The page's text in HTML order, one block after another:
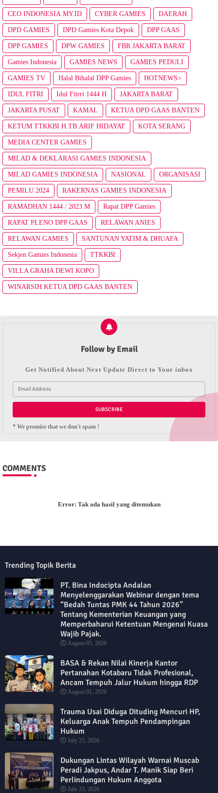
CEO INDONESIA.MY.ID CYBER GAMIES DAERAH
DPD GAMIES DPD Gamies Kota Depok DPP GAAS
DPP GAMIES DPW GAMIES FBR JAKARTA BARAT
Gamies Indonesia GAMIES NEWS GAMIES PEDULI
GAMIES TV Halal Bihalal DPP Gamies HOTNEWS>
IDUL FITRI Idul Fitrri 1444 H JAKARTA BARAT
JAKARTA PUSAT KAMAL KETUA DPD GAAS BANTEN
KETUM TTKKBI H.TB.ARIF HIDAYAT KOTA SERANG
MEDIA CENTER GAMIES
MILAD & DEKLARASI GAMIES INDONESIA
MILAD GAMIES INDONESIA NASIONAL ORGANISASI
PEMILU 2024 RAKERNAS GAMIES INDONESIA
RAMADHAN 1444 / 2023 M Rapat DPP Gamies
RAPAT PLENO DPP GAAS RELAWAN ANIES
RELAWAN GAMIES SANTUNAN YATIM & DHUAFA
Sekjen Gamies Indonesia TTKKBI
VILLA GRAHA DEWI KOPO
WINARSIH KETUA DPD GAAS BANTEN
Follow by Email
Get Notified About Next Update Direct to Your inbox
* We promise that we don't spam !
COMMENTS
Error: Tak ada hasil yang ditemukan
Trending Topik Berita
PT. Bina Indocipta Andalan
Menyelenggarakan Webinar dengan tema
“Bedah Tuntas PMK 44 Tahun 2026”
Tentang Kementerian Keuangan yang
Memperbaharui Ketentuan Mengenai Kuasa
Wajib Pajak.
August 05, 2026
BASA & Rekan Nilai Kinerja Kantor
Pertanahan Kotabaru Tidak Profesional,
Ancam Tempuh Jalur Hukum hingga RDP
August 01, 2026
Trauma Usai Diduga Dituding Mencuri HP,
Keluarga Anak Tempuh Pendampingan
Hukum
July 25, 2026
Dukungan Lintas Wilayah Warnai Muscab
Peradi Jakpus, Andar T. Manik Siap Beri
Perlindungan Hukum Anggota
July 23, 2026